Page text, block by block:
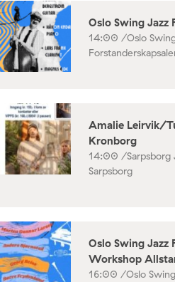
Oslo Swing Jazz
14:00 /Oslo
Amalie Leirvik/
Kronborg
14:00 /
Sarpsborg
Oslo Swing Jazz
Workshop
16:00 /Oslo